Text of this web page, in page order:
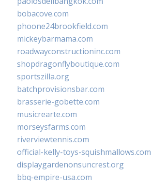
bobacove.com
phoone24brookfield.com
mickeybarmama.com
roadwayconstructioninc.com
shopdragonflyboutique.com
sportszilla.org
batchprovisionsbar.com
brasserie-gobette.com
musicrearte.com
morseysfarms.com
riverviewtennis.com
official-kelly-toys-squishmallows.com
displaygardenonsuncrest.org
bbq-empire-usa.com